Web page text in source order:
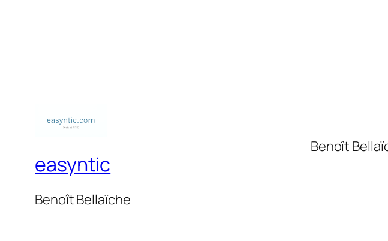
easyntic
Benoît Bellaïche
Benoît